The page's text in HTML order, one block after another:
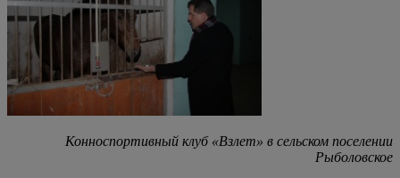
Конноспортивный клуб «Взлет» в сельском поселении
Рыболовское